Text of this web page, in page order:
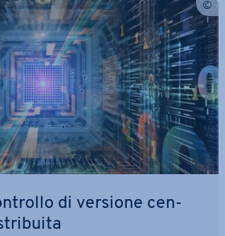
di versione cen­